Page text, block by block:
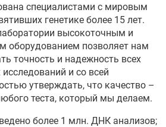
специалистами с мировым
генетике более 15 лет.
высокоточным и
оборудованием позволяет нам
точность и надежность всех
и со всей
утверждать, что качество –
теста, который мы делаем.
более 1 млн. ДНК анализов;